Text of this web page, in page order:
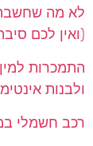
לא מה
(ואין לכם
התמכרות
ולבנות
רכב חשמלי